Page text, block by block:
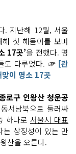
. 지난해 12월, 서울
첫 해돋이를 보며
17곳’을 전했다. 명
도 다루었다. ☞[관
이 명소 17곳
로구 인왕산 청운공
서남북으로 둘러싸
하나로 서울시 대표
는 상징성이 있는 만
산을 오른다.